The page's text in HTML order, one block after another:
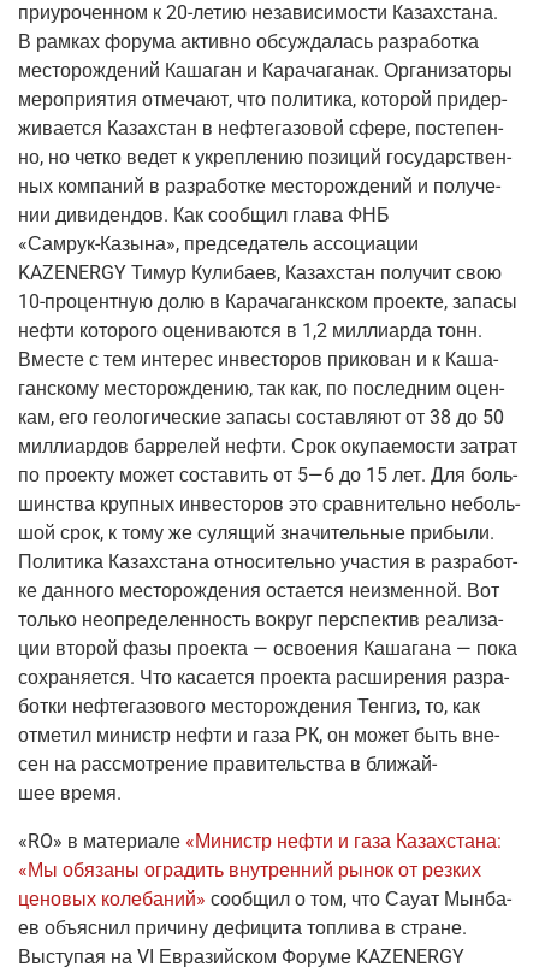
при­уро­чен­ном к 20-летию неза­ви­си­мо­сти Казах­ста­на.
В рам­ках фору­ма актив­но обсуж­да­лась раз­ра­бот­ка
место­рож­де­ний Каша­ган и Кара­ча­га­нак. Орга­ни­за­то­ры
меро­при­я­тия отме­ча­ют, что поли­ти­ка, кото­рой при­дер­
жи­ва­ет­ся Казах­стан в неф­те­га­зо­вой сфе­ре, посте­пен­
но, но чет­ко ведет к укреп­ле­нию пози­ций госу­дар­ствен­
ных ком­па­ний в раз­ра­бот­ке место­рож­де­ний и полу­че­
нии диви­ден­дов. Как сооб­щил гла­ва ФНБ
«Самрук-Казы­на», пред­се­да­тель ассо­ци­а­ции
KAZENERGY Тимур Кули­ба­ев, Казах­стан полу­чит свою
10-про­цент­ную долю в Кара­ча­ганк­ском про­ек­те, запа­сы
неф­ти кото­ро­го оце­ни­ва­ют­ся в 1,2 мил­ли­ар­да тонн.
Вме­сте с тем инте­рес инве­сто­ров при­ко­ван и к Каша­
ган­ско­му место­рож­де­нию, так как, по послед­ним оцен­
кам, его гео­ло­ги­че­ские запа­сы состав­ля­ют от 38 до 50
мил­ли­ар­дов бар­ре­лей неф­ти. Срок оку­па­е­мо­сти затрат
по про­ек­ту может соста­вить от 5—6 до 15 лет. Для боль­
шин­ства круп­ных инве­сто­ров это срав­ни­тель­но неболь­
шой срок, к тому же суля­щий зна­чи­тель­ные при­бы­ли.
Поли­ти­ка Казах­ста­на отно­си­тель­но уча­стия в раз­ра­бот­
ке дан­но­го место­рож­де­ния оста­ет­ся неиз­мен­ной. Вот
толь­ко неопре­де­лен­ность вокруг пер­спек­тив реа­ли­за­
ции вто­рой фазы про­ек­та — осво­е­ния Каша­га­на — пока
сохра­ня­ет­ся. Что каса­ет­ся про­ек­та рас­ши­ре­ния раз­ра­
бот­ки неф­те­га­зо­во­го место­рож­де­ния Тен­гиз, то, как
отме­тил министр неф­ти и газа РК, он может быть вне­
сен на рас­смот­ре­ние пра­ви­тель­ства в бли­жай­
шее время.
«RO» в мате­ри­а­ле «Министр неф­ти и газа Казах­ста­на:
«Мы обя­за­ны огра­дить внут­рен­ний рынок от рез­ких
цено­вых коле­ба­ний» сооб­щил о том, что Сау­ат Мын­ба­
ев объ­яс­нил при­чи­ну дефи­ци­та топ­ли­ва в стране.
Высту­пая на VI Евразий­ском Фору­ме KAZENERGY